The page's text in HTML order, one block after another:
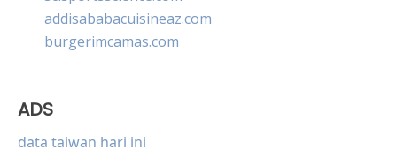
addisababacuisineaz.com
burgerimcamas.com
ADS
data taiwan hari ini